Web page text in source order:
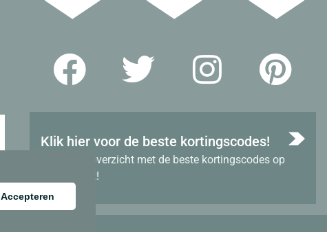
Accepteren
Klik hier voor de beste kortingscodes!
Bekijk het overzicht met de beste kortingscodes op
dit moment!